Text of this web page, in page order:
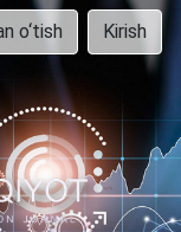
o‘tish Kirish